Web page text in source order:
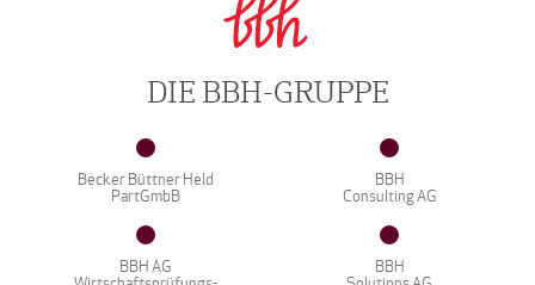
DIE BBH-GRUPPE
Becker Büttner Held
PartGmbB
BBH
Consulting AG
BBH AG
BBH